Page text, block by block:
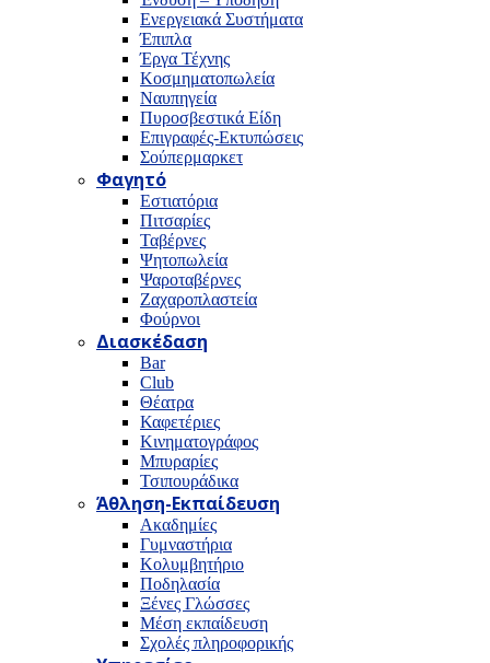
Ενεργειακά Συστήματα
Έπιπλα
Έργα Τέχνης
Κοσμηματοπωλεία
Ναυπηγεία
Πυροσβεστικά Είδη
Επιγραφές-Εκτυπώσεις
Σούπερμαρκετ
Φαγητό
Εστιατόρια
Πιτσαρίες
Ταβέρνες
Ψητοπωλεία
Ψαροταβέρνες
Ζαχαροπλαστεία
Φούρνοι
Διασκέδαση
Bar
Club
Θέατρα
Καφετέριες
Κινηματογράφος
Μπυραρίες
Τσιπουράδικα
Άθληση-Εκπαίδευση
Ακαδημίες
Γυμναστήρια
Κολυμβητήριο
Ποδηλασία
Ξένες Γλώσσες
Μέση εκπαίδευση
Σχολές πληροφορικής